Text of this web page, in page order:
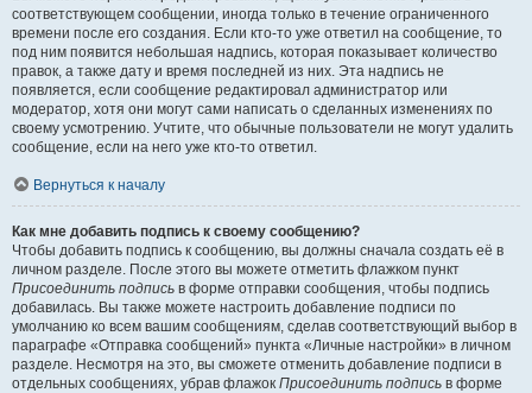
соответствующем сообщении, иногда только в течение ограниченного
времени после его создания. Если кто-то уже ответил на сообщение, то
под ним появится небольшая надпись, которая показывает количество
правок, а также дату и время последней из них. Эта надпись не
появляется, если сообщение редактировал администратор или
модератор, хотя они могут сами написать о сделанных изменениях по
своему усмотрению. Учтите, что обычные пользователи не могут удалить
сообщение, если на него уже кто-то ответил.
Вернуться к началу
Как мне добавить подпись к своему сообщению?
Чтобы добавить подпись к сообщению, вы должны сначала создать её в
личном разделе. После этого вы можете отметить флажком пункт
Присоединить подпись в форме отправки сообщения, чтобы подпись
добавилась. Вы также можете настроить добавление подписи по
умолчанию ко всем вашим сообщениям, сделав соответствующий выбор в
параграфе «Отправка сообщений» пункта «Личные настройки» в личном
разделе. Несмотря на это, вы сможете отменить добавление подписи в
отдельных сообщениях, убрав флажок Присоединить подпись в форме